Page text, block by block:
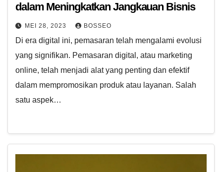
dalam Meningkatkan Jangkauan Bisnis
MEI 28, 2023 BOSSEO
Di era digital ini, pemasaran telah mengalami evolusi
yang signifikan. Pemasaran digital, atau marketing
online, telah menjadi alat yang penting dan efektif
dalam mempromosikan produk atau layanan. Salah
satu aspek…